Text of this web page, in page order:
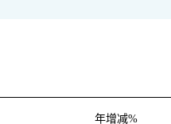
年增减%